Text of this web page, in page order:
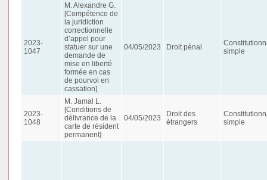
2023-
1047
M. Alexandre G.
[Compétence de
la juridiction
correctionnelle
d’appel pour
statuer sur une
demande de
mise en liberté
formée en cas
de pourvoi en
cassation]
04/05/2023 Droit pénal
simple
2023-
1048
M. Jamal L.
[Conditions de
délivrance de la
carte de résident
permanent]
04/05/2023
Droit des
étrangers
simple